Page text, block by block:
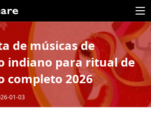
de músicas de
indiano para ritual de
completo 2026
01-03